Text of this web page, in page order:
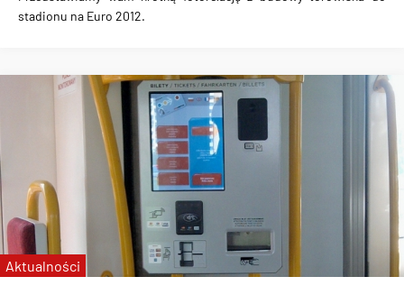
stadionu na Euro 2012.
Aktualności